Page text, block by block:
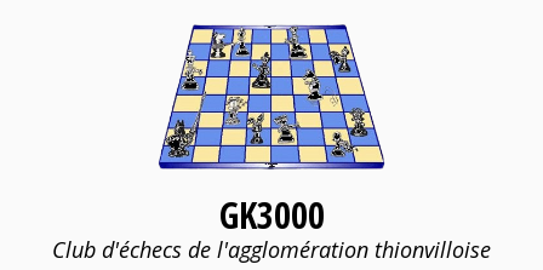
GK3000
Club d'échecs de l'agglomération thionvilloise